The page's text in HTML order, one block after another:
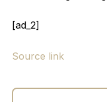
[ad_2]
Source link